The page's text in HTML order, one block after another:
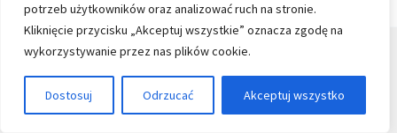
potrzeb użytkowników oraz analizować ruch na stronie.
Kliknięcie przycisku „Akceptuj wszystkie” oznacza zgodę na
wykorzystywanie przez nas plików cookie.
Dostosuj Odrzucać Akceptuj wszystko
© 2026 All rights reserved for KGK TREND sp. z o.o.